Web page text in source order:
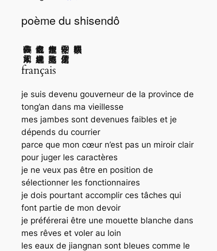
poème du shisendô
老作同安守 蹇足信所便
胷中無水鏡 敢当吏部詮
恨此虚名在 未脱世絆纏
夢作白鷗去 江南水如天
français
je suis devenu gouverneur de la province de
tong’an dans ma vieillesse
mes jambes sont devenues faibles et je
dépends du courrier
parce que mon cœur n’est pas un miroir clair
pour juger les caractères
je ne veux pas être en position de
sélectionner les fonctionnaires
je dois pourtant accomplir ces tâches qui
font partie de mon devoir
je préférerai être une mouette blanche dans
mes rêves et voler au loin
les eaux de jiangnan sont bleues comme le